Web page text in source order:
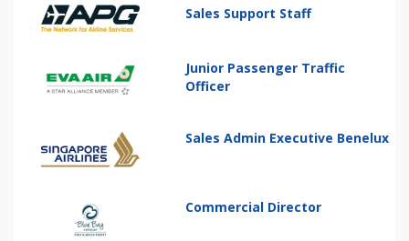
Sales Support Staff
Junior Passenger Traffic
Officer
Sales Admin Executive Benelux
Commercial Director